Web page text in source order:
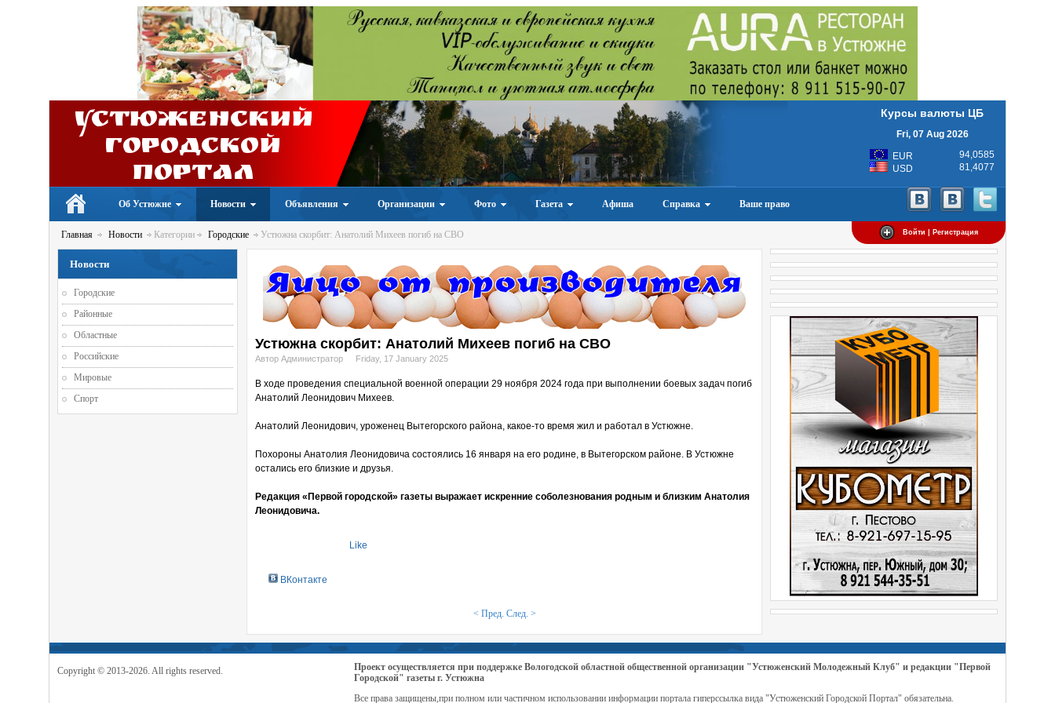
Устюженский
Городской
портал
Курсы валюты ЦБ
Fri, 07 Aug 2026
EUR
94,0585
USD
81,4077
Об Устюжне Новости Объявления Организации Фото Газета Афиша Справка Ваше право
Войти | Регистрация
Главная Новости Категории Городские Устюжна скорбит: Анатолий Михеев погиб на СВО
Устюжна скорбит: Анатолий Михеев погиб на СВО
Автор Администратор Friday, 17 January 2025
В ходе проведения специальной военной операции 29 ноября 2024 года при выполнении боевых задач погиб
Анатолий Леонидович Михеев.
Анатолий Леонидович, уроженец Вытегорского района, какое-то время жил и работал в Устюжне.
Похороны Анатолия Леонидовича состоялись 16 января на его родине, в Вытегорском районе. В Устюжне
остались его близкие и друзья.
Редакция «Первой городской» газеты выражает искренние соболезнования родным и близким Анатолия
Леонидовича.
Like
ВКонтакте
< Пред. След. >
Новости
Городские
Районные
Областные
Российские
Мировые
Спорт
Copyright © 2013-2026. All rights reserved.
Проект осуществляется при поддержке Вологодской областной общественной организации "Устюженский Молодежный Клуб" и редакции "Первой
Городской" газеты г. Устюжна
Все права защищены,при полном или частичном использовании информации портала гиперссылка вида "Устюженский Городской Портал" обязательна.